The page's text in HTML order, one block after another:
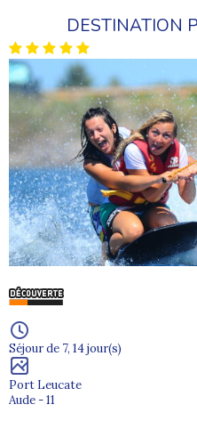
DESTINATION
Séjour de 7, 14 jour(s)
Port Leucate
Aude - 11